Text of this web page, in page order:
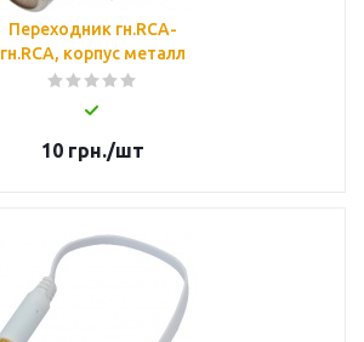
Переходник гн.RCA-
гн.RCA, корпус металл
10 грн./шт